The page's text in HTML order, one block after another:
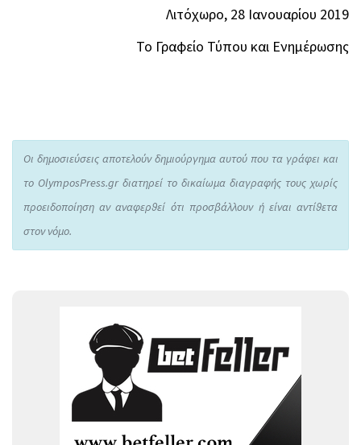
Λιτόχωρο, 28 Ιανουαρίου 2019
Το Γραφείο Τύπου και Ενημέρωσης
Οι δημοσιεύσεις αποτελούν δημιούργημα αυτού που τα γράφει και
το OlymposPress.gr διατηρεί το δικαίωμα διαγραφής τους χωρίς
προειδοποίηση αν αναφερθεί ότι προσβάλλουν ή είναι αντίθετα
στον νόμο.